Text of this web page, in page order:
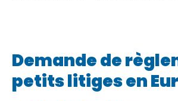
Demande de
petits litiges en